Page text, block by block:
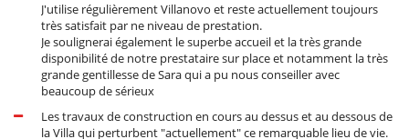
J'utilise régulièrement Villanovo et reste actuellement toujours
très satisfait par ne niveau de prestation.
Je soulignerai également le superbe accueil et la très grande
disponibilité de notre prestataire sur place et notamment la très
grande gentillesse de Sara qui a pu nous conseiller avec
beaucoup de sérieux
Les travaux de construction en cours au dessus et au dessous de
la Villa qui perturbent "actuellement" ce remarquable lieu de vie.